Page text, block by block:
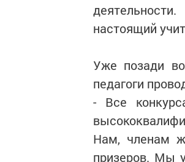
настоящий
Уже позади
педагоги
- Все
Нам, членам
призеров. Мы